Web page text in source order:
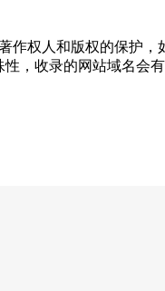
作权人和版权的保护，
，收录的网站域名会